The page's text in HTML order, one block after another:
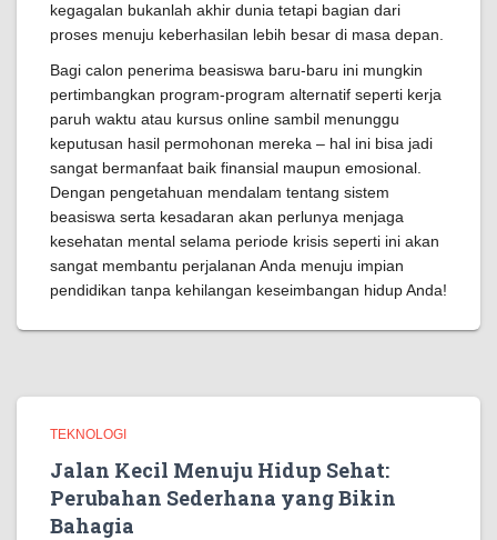
kegagalan bukanlah akhir dunia tetapi bagian dari
proses menuju keberhasilan lebih besar di masa depan.
Bagi calon penerima beasiswa baru-baru ini mungkin
pertimbangkan program-program alternatif seperti kerja
paruh waktu atau kursus online sambil menunggu
keputusan hasil permohonan mereka – hal ini bisa jadi
sangat bermanfaat baik finansial maupun emosional.
Dengan pengetahuan mendalam tentang sistem
beasiswa serta kesadaran akan perlunya menjaga
kesehatan mental selama periode krisis seperti ini akan
sangat membantu perjalanan Anda menuju impian
pendidikan tanpa kehilangan keseimbangan hidup Anda!
TEKNOLOGI
Jalan Kecil Menuju Hidup Sehat:
Perubahan Sederhana yang Bikin
Bahagia